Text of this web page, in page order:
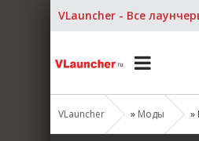
VLauncher - Все
VLauncher » Моды »